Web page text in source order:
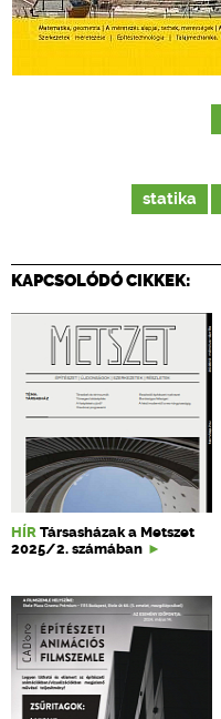
statika
KAPCSOLÓDÓ CIKKEK:
HÍR Társasházak a Metszet
2025/2. számában